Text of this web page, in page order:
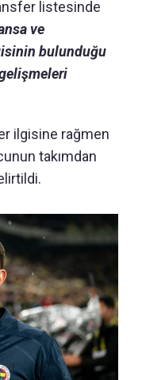
listesinde
ve
bulunduğu
ilgisine rağmen
takımdan